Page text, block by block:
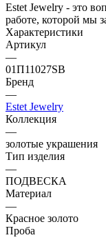
Estet Jewelry - это
работе, которой мы
Характеристики
Артикул
—
01П11027SВ
Бренд
—
Estet Jewelry
Коллекция
—
золотые украшения
Тип изделия
—
ПОДВЕСКА
Материал
—
Красное золото
Проба